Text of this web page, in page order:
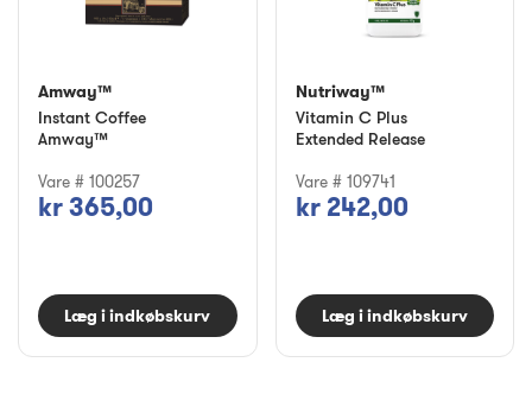
Amway™
Instant Coffee
Amway™
Vare # 100257
kr 365,00
Læg i indkøbskurv
Nutriway™
Vitamin C Plus
Extended Release
Vare # 109741
kr 242,00
Læg i indkøbskurv